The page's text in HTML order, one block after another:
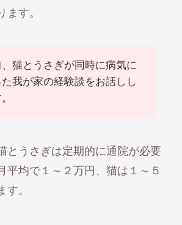
ます。
、猫とうさぎが同時に病気に
我が家の経験談をお話しし
とうさぎは定期的に通院が必要
平均で１～２万円、猫は１～５
す。